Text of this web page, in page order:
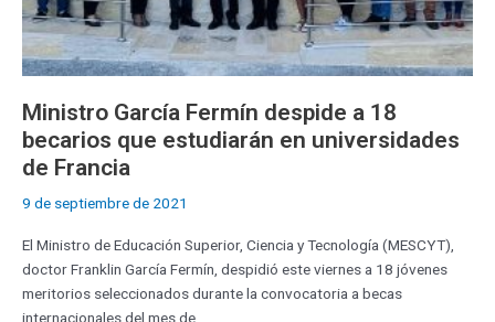
Ministro García Fermín despide a 18
becarios que estudiarán en universidades
de Francia
9 de septiembre de 2021
El Ministro de Educación Superior, Ciencia y Tecnología (MESCYT),
doctor Franklin García Fermín, despidió este viernes a 18 jóvenes
meritorios seleccionados durante la convocatoria a becas
internacionales del mes de